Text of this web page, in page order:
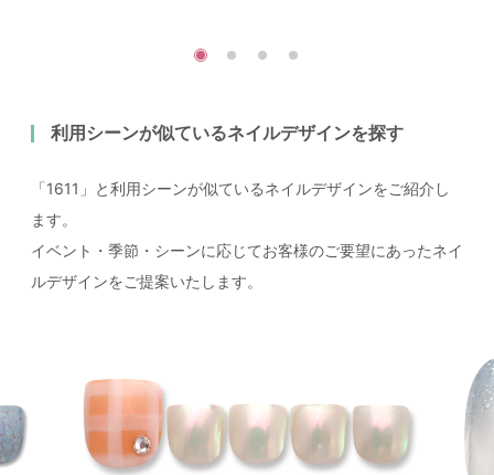
利用シーンが似ているネイルデザインを探す
「1611」と利用シーンが似ているネイルデザインをご紹介し
ます。
イベント・季節・シーンに応じてお客様のご要望にあったネイ
ルデザインをご提案いたします。